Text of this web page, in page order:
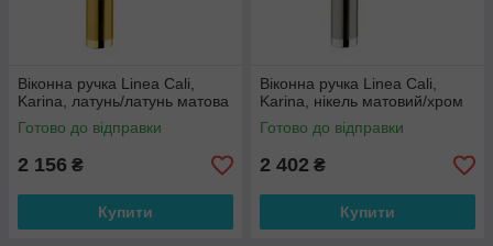
Віконна ручка Linea Cali,
Karina, латунь/латунь матова
Готово до відправки
2 156 ₴
Купити
Віконна ручка Linea Cali,
Karina, нікель матовий/хром
Готово до відправки
2 402 ₴
Купити